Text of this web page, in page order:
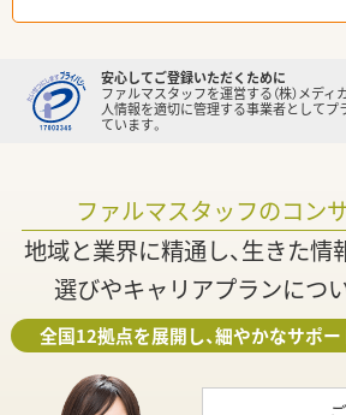
安心してご登録いただくために
ファルマスタッフを運営する（株）メディ
人情報を適切に管理する事業者として
ています。
ファルマスタッフのコン
地域と業界に精通し、生きた情
選びやキャリアプランにつ
全国12拠点を展開し、細やかなサポー